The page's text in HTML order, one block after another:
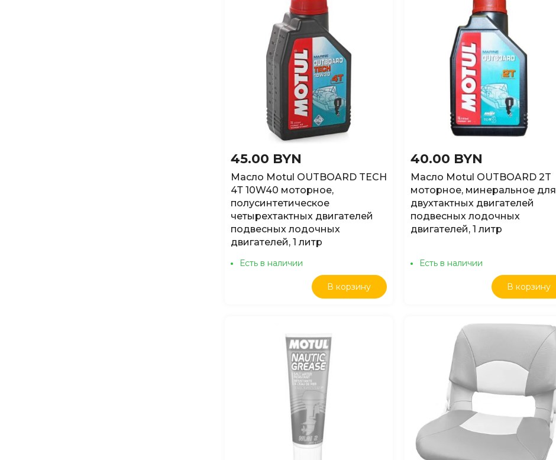
45.00 BYN
Масло Motul OUTBOARD TECH
4Т 10W40 моторное,
полусинтетическое
четырехтактных двигателей
подвесных лодочных
двигателей, 1 литр
Есть в наличии
В корзину
40.00 BYN
Масло Motul OUTBOARD 2T
моторное, минеральное для
двухтактных двигателей
подвесных лодочных
двигателей, 1 литр
Есть в наличии
В корзину